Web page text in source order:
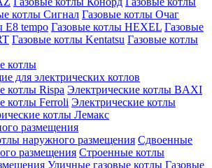
котлы Сигнал Газовые котлы Очаг
E8 tempo Газовые котлы HEXEL Газовые
Газовые котлы Kentatsu Газовые котлы
котлы
для электрических котлов
котлы Rispa Электрические котлы BAXI
котлы Ferroli Электрические котлы
котлы Лемакс
размещения
наружного размещения Сдвоенные
размещения Строенные котлы
Уличные газовые котлы Газовые